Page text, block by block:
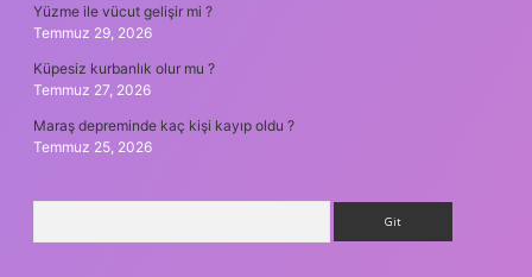
Yüzme ile vücut gelişir mi ?
Temmuz 29, 2026
Küpesiz kurbanlık olur mu ?
Temmuz 27, 2026
Maraş depreminde kaç kişi kayıp oldu ?
Temmuz 25, 2026